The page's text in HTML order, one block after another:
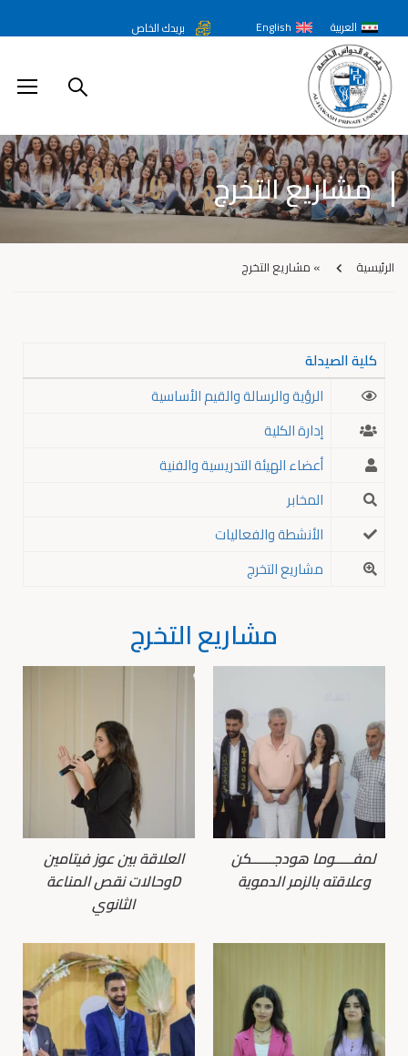
العربية English بريدك الخاص
مشاريع التخرج
الرئيسية » مشاريع التخرج
كلية الصيدلة
الرؤية والرسالة والقيم الأساسية
إدارة الكلية
أعضاء الهيئة التدريسية والفنية
المخابر
الأنشطة والفعاليات
مشاريع التخرج
مشاريع التخرج
لمفـــــوما هودجــــــكن
وعلاقته بالزمر الدموية
العلاقة بين عوز فيتامين
Dوحالات نقص المناعة
الثانوي